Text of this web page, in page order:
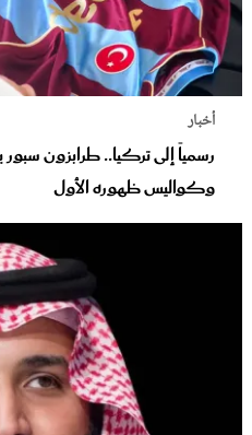
أخبار
رسمياً إلى تركيا.. طرابزون
وكواليس ظهوره الأول